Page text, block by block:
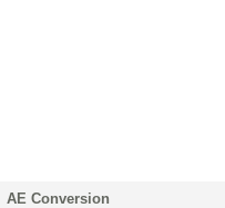
AE Conversion